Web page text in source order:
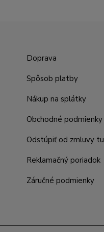
Doprava
Spôsob platby
Nákup na splátky
Obchodné podmienky
Odstúpiť od zmluvy tu
Reklamačný poriadok
Záručné podmienky